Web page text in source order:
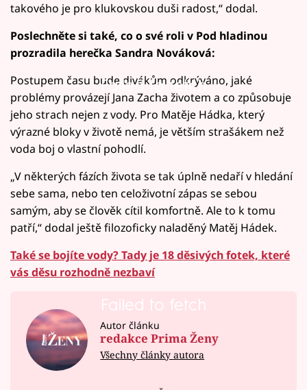
takového je pro klukovskou duši radost,“ dodal.
Poslechněte si také, co o své roli v Pod hladinou
prozradila herečka Sandra Nováková:
Failed to fetch
Postupem času bude divákům odkrýváno, jaké
problémy provázejí Jana Zacha životem a co způsobuje
jeho strach nejen z vody. Pro Matěje Hádka, který
výrazné bloky v životě nemá, je větším strašákem než
voda boj o vlastní pohodlí.
„V některých fázích života se tak úplně nedaří v hledání
sebe sama, nebo ten celoživotní zápas se sebou
samým, aby se člověk cítil komfortně. Ale to k tomu
patří,“ dodal ještě filozoficky naladěný Matěj Hádek.
Také se bojíte vody? Tady je 18 děsivých fotek, které
vás děsu rozhodně nezbaví
Failed to fetch
Autor článku
redakce Prima Ženy
Všechny články autora